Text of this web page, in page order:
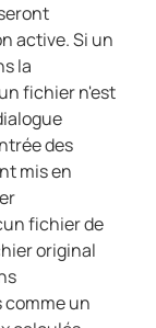
active.Si un
la
fichier n'est
des
mis en
fichier de
original
comme un